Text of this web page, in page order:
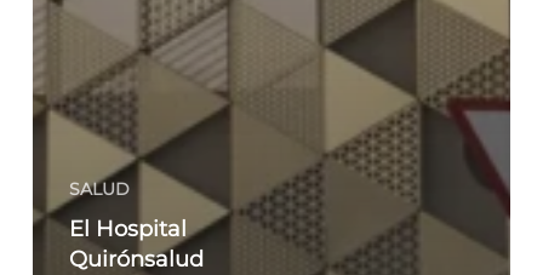
SALUD
El Hospital
Quirónsalud